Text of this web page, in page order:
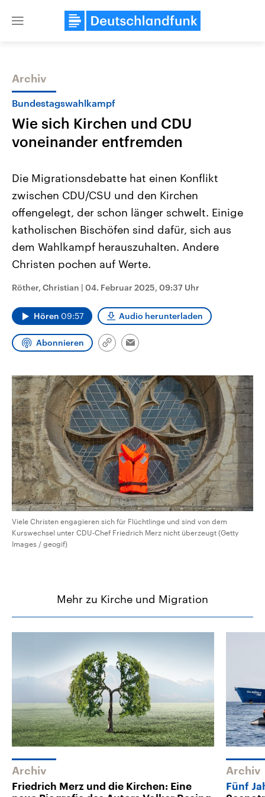
Close
Themen
Landtagswahl Sachsen-Anhalt
2026
Alle Informationen
Sachsen-Anhalt wählt am 6.
September 2026 einen neuen
Landtag. Seit 2021 wird das
Bundesland von einer Koalition aus
CDU, SPD und FDP regiert.-
Umfragen, Prognosen,
Wahlprogramme, aktuelle Berichte
und Kandidaten der anstehenden
Wahl.
Aktuelle Beiträge,
Hintergründe
Wirtschaftlich und
gehören die Vereinigten
den mächtigsten Ländern
Archiv
Bundestagswahlkampf
Wie sich Kirchen und CDU
voneinander entfremden
Die Migrationsdebatte hat einen Konflikt
zwischen CDU/CSU und den Kirchen
offengelegt, der schon länger schwelt. Einige
katholischen Bischöfen sind dafür, sich aus
dem Wahlkampf herauszuhalten. Andere
Christen pochen auf Werte.
Röther, Christian | 04. Februar 2025, 09:37 Uhr
Hören 09:57 Audio herunterladen
Abonnieren
Link
Email
Viele Christen engagieren sich für Flüchtlinge und sind von dem
Kurswechsel unter CDU-Chef Friedrich Merz nicht überzeugt (Getty
Images / geogif)
Mehr zu Kirche und Migration
Archiv
Friedrich Merz und die Kirchen: Eine
Archiv
Fünf